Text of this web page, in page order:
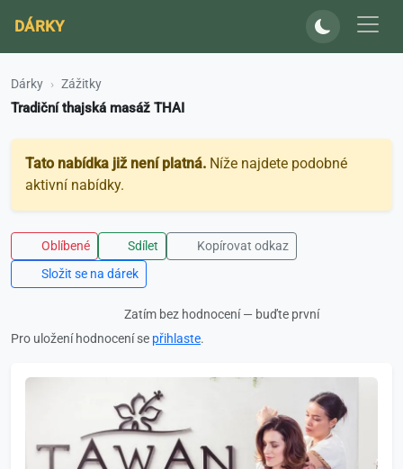
DÁRKY
Dárky Zážitky
Tradiční thajská masáž THAI
Tato nabídka již není platná. Níže najdete podobné
aktivní nabídky.
Oblíbené Sdílet
Kopírovat odkaz
Složit se na dárek
Zatím bez hodnocení — buďte první
Pro uložení hodnocení se přihlaste.